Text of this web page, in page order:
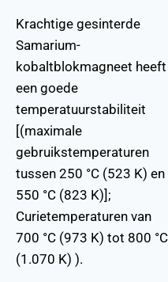
Krachtige gesinterde
Samarium-
kobaltblokmagneet heeft
een goede
temperatuurstabiliteit
[(maximale
gebruikstemperaturen
tussen 250 °C (523 K) en
550 °C (823 K)];
Curietemperaturen van
700 °C (973 K) tot 800 °C
(1.070 K) ).